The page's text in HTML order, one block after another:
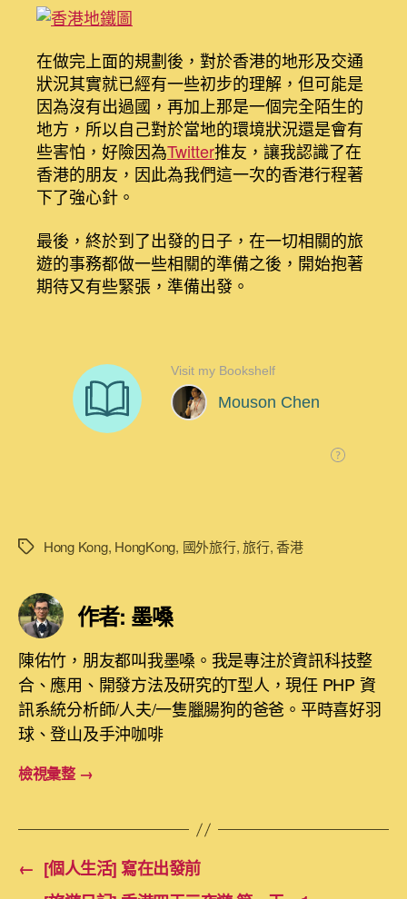
在做完上面的規劃後，對於香港的地形及交通
狀況其實就已經有一些初步的理解，但可能是
因為沒有出過國，再加上那是一個完全陌生的
地方，所以自己對於當地的環境狀況還是會有
些害怕，好險因為Twitter推友，讓我認識了在
香港的朋友，因此為我們這一次的香港行程著
下了強心針。
最後，終於到了出發的日子，在一切相關的旅
遊的事務都做一些相關的準備之後，開始抱著
期待又有些緊張，準備出發。
標
Hong Kong, HongKong, 國外旅行,旅行,香港
作者: 墨嗓
陳佑竹，朋友都叫我墨嗓。我是專注於資訊科技整
合、應用、開發方法及研究的T型人，現任 PHP 資
訊系統分析師/人夫/一隻臘腸狗的爸爸。平時喜好羽
球、登山及手沖咖啡
檢視彙整 →
← [個人生活] 寫在出發前